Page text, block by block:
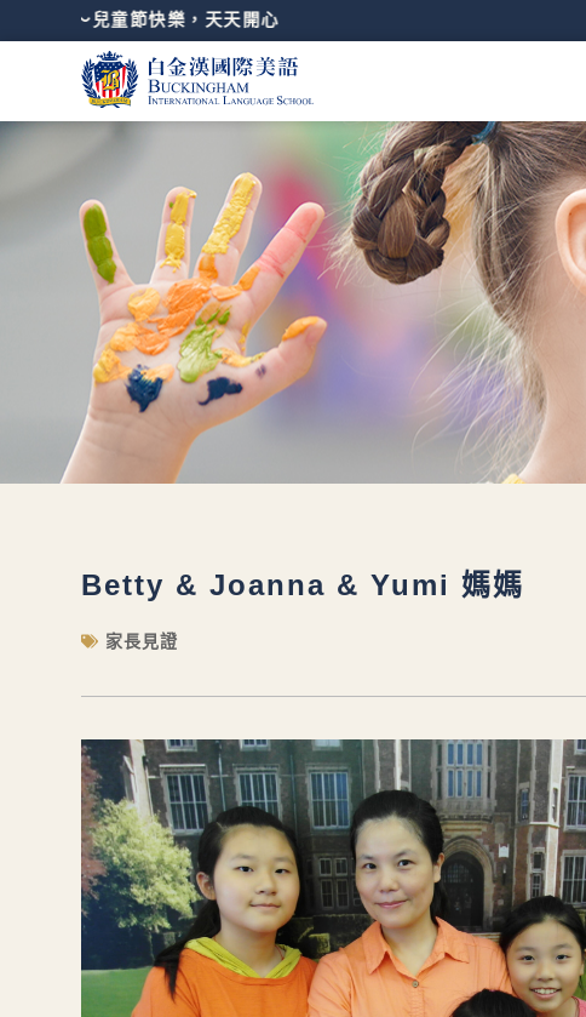
～兒童節快樂，天天開心
Betty & Joanna & Yumi 媽媽
家長見證